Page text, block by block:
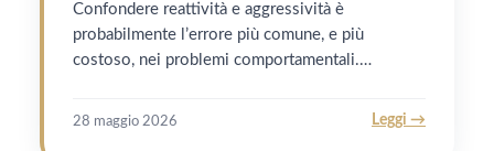
Confondere reattività e aggressività è
probabilmente l’errore più comune, e più
costoso, nei problemi comportamentali.…
28 maggio 2026 Leggi →